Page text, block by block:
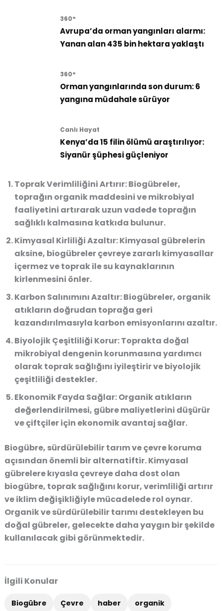
360°
Avrupa’da orman yangınları alarmı:
Yanan alan 435 bin hektara yaklaştı
360°
Orman yangınlarında son durum: 6
yangına müdahale sürüyor
Canlı Hayat
Kenya’da 15 filin ölümü araştırılıyor:
Siyanür şüphesi güçleniyor
Toprak Verimliliğini Artırır: Biogübreler,
toprağın organik maddesini ve mikrobiyal
faaliyetini artırarak uzun vadede toprağın
sağlıklı kalmasına katkıda bulunur.
Kimyasal Kirliliği Azaltır: Kimyasal gübrelerin
aksine, biogübreler çevreye zararlı kimyasallar
içermez ve toprak ile su kaynaklarının
kirlenmesini önler.
Karbon Salınımını Azaltır: Biogübreler, organik
atıkların doğrudan toprağa geri
kazandırılmasıyla karbon emisyonlarını azaltır.
Biyolojik Çeşitliliği Korur: Toprakta doğal
mikrobiyal dengenin korunmasına yardımcı
olarak toprak sağlığını iyileştirir ve biyolojik
çeşitliliği destekler.
Ekonomik Fayda Sağlar: Organik atıkların
değerlendirilmesi, gübre maliyetlerini düşürür
ve çiftçiler için ekonomik avantaj sağlar.
Biogübre, sürdürülebilir tarım ve çevre koruma
açısından önemli bir alternatiftir. Kimyasal
gübrelere kıyasla çevreye daha dost olan
biogübre, toprak sağlığını korur, verimliliği artırır
ve iklim değişikliğiyle mücadelede rol oynar.
Organik ve sürdürülebilir tarımı destekleyen bu
doğal gübreler, gelecekte daha yaygın bir şekilde
kullanılacak gibi görünmektedir.
İlgili Konular
Biogübre Çevre haber organik